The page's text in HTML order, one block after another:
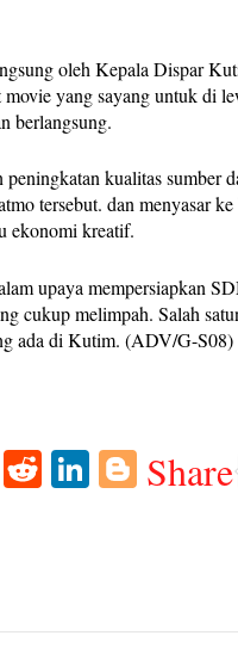
oleh Kepala Dispar
yang sayang untuk di
berlangsung.
kualitas sumber
tersebut. dan menyasar
ekonomi kreatif.
upaya mempersiapkan
cukup melimpah. Salah
ada di Kutim. (ADV/G-S08)
W R Li Bl
Share